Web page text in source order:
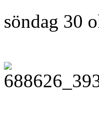
söndag 30